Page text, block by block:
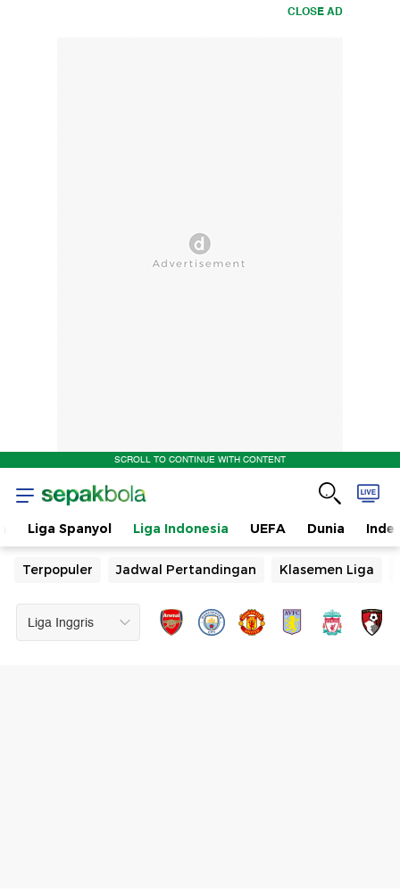
CLOSE AD
SCROLL TO CONTINUE WITH CONTENT
Liga Spanyol Liga Indonesia UEFA Dunia
Terpopuler Jadwal Pertandingan Klasemen Liga